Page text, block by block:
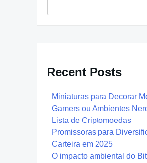
Recent Posts
Miniaturas para Decorar
Gamers ou Ambientes
Lista de Criptomoedas
Promissoras para
Carteira em 2025
O impacto ambiental do